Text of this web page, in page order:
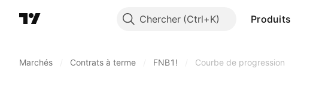
Chercher Produits
Marchés Contrats à terme FNB1! Courbe de progression